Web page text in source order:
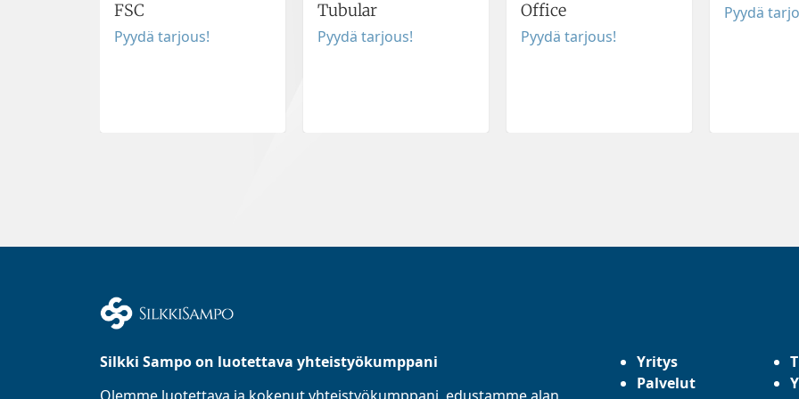
FSC
Pyydä tarjous!
Tubular
Pyydä tarjous!
Office
Pyydä tarjous!
Pyydä
Silkki Sampo on luotettava yhteistyökumppani
Olemme luotettava ja kokenut yhteistyökumppani, edustamme alan
Yritys
Palvelut